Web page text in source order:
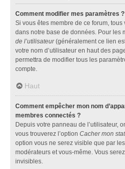
Comment modifier mes paramètres ?
Si vous êtes membre de ce forum,
dans notre base de données. Pour les
de l’utilisateur(généralement ce lien
votre nom d’utilisateur en haut des
permettra de modifier tous les
compte.
Haut
Comment empêcher mon nom
membres connectés ?
Depuis votre panneau de l’utilisateur,
vous trouverez l’option Cacher mon
option vous ne serez visible que par
modérateurs et vous-même. Vous
invisibles.